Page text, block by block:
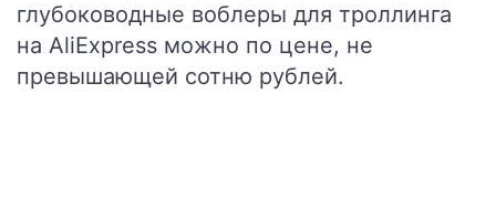
глубоководные воблеры для троллинга
на AliExpress можно по цене, не
превышающей сотню рублей.